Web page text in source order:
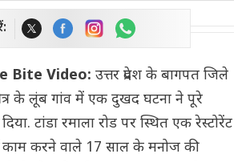
Bite Video: उत्तर प्रदेश के बागपत जिले
के लूंब गांव में एक दुखद घटना ने पूरे
टांडा रमाला रोड पर स्थित एक रेस्टोरेंट
काम करने वाले 17 साल के मनोज की